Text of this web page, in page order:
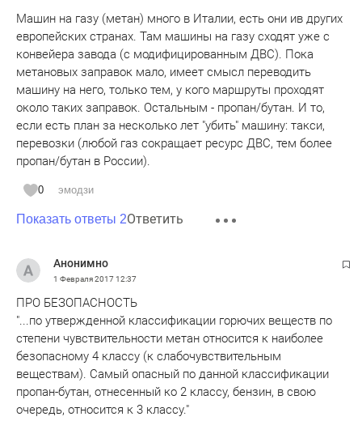
Машин на газу (метан) много в Италии, есть они ив других
европейских странах. Там машины на газу сходят уже с
конвейера завода (с модифицированным ДВС). Пока
метановых заправок мало, имеет смысл переводить
машину на него, только тем, у кого маршруты проходят
около таких заправок. Остальным - пропан/бутан. И то,
если есть план за несколько лет "убить" машину: такси,
перевозки (любой газ сокращает ресурс ДВС, тем более
пропан/бутан в России).
0 эмодзи
Показать ответы 2Ответить
Анонимно
1 Февраля 201712:37
ПРО БЕЗОПАСНОСТЬ
"...по утвержденной классификации горючих веществ по
степени чувствительности метан относится к наиболее
безопасному 4 классу (к слабочувствительным
веществам). Самый опасный по данной классификации
пропан-бутан, отнесенный ко 2 классу, бензин, в свою
очередь, относится к 3 классу."